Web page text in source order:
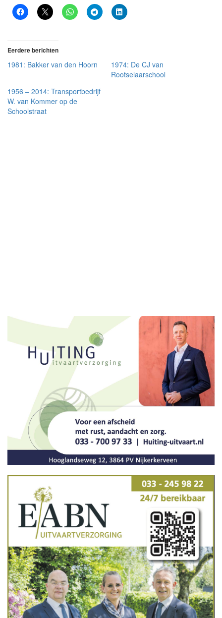
Eerdere berichten
1981: Bakker van den Hoorn
1974: De CJ van
Rootselaarschool
1956 – 2014: Transportbedrijf
W. van Kommer op de
Schoolstraat